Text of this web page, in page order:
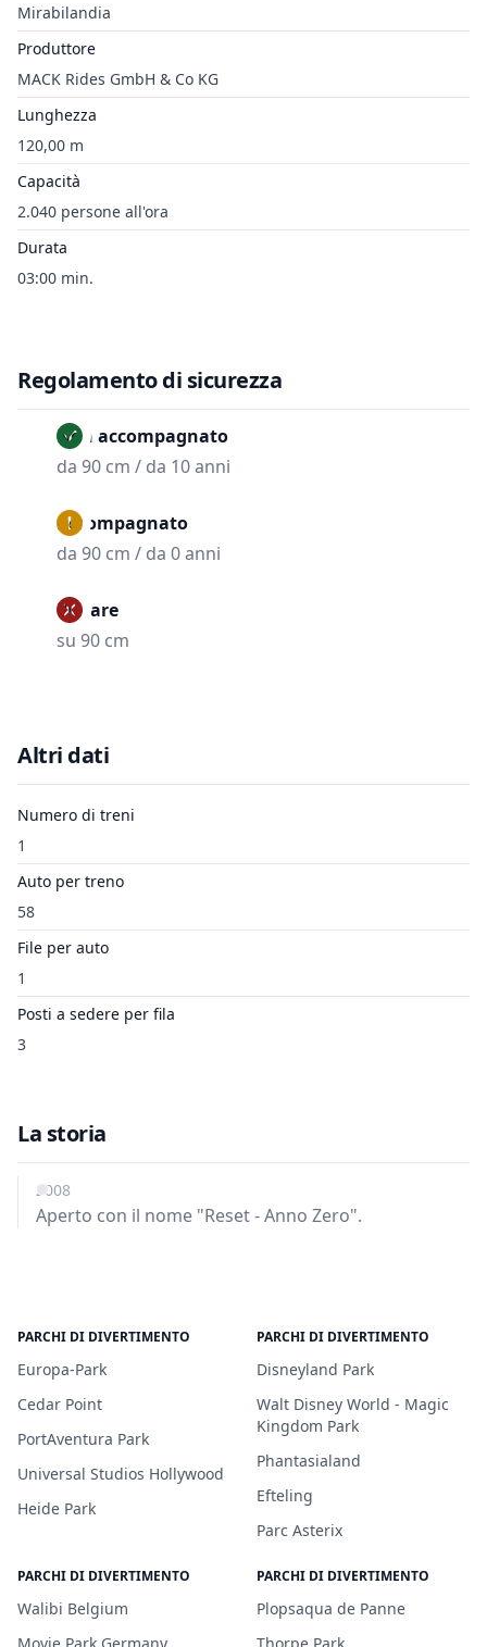
Mirabilandia
Produttore
MACK Rides GmbH & Co KG
Lunghezza
120,00 m
Capacità
2.040 persone all'ora
Durata
03:00 min.
Regolamento di sicurezza
Non accompagnato
da 90 cm / da 10 anni
Accompagnato
da 90 cm / da 0 anni
Vietare
su 90 cm
Altri dati
Numero di treni
1
Auto per treno
58
File per auto
1
Posti a sedere per fila
3
La storia
2008
Aperto con il nome "Reset - Anno Zero".
PARCHI DI DIVERTIMENTO
Europa-Park
Cedar Point
PortAventura Park
Universal Studios Hollywood
Heide Park
PARCHI DI DIVERTIMENTO
Disneyland Park
Walt Disney World - Magic
Kingdom Park
Phantasialand
Efteling
Parc Asterix
PARCHI DI DIVERTIMENTO
Walibi Belgium
PARCHI DI DIVERTIMENTO
Plopsaqua de Panne